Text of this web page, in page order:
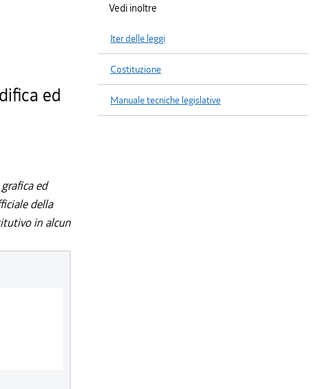
ed
ed
della
in alcun
Vedi inoltre
Iter delle leggi
Costituzione
Manuale tecniche legislative